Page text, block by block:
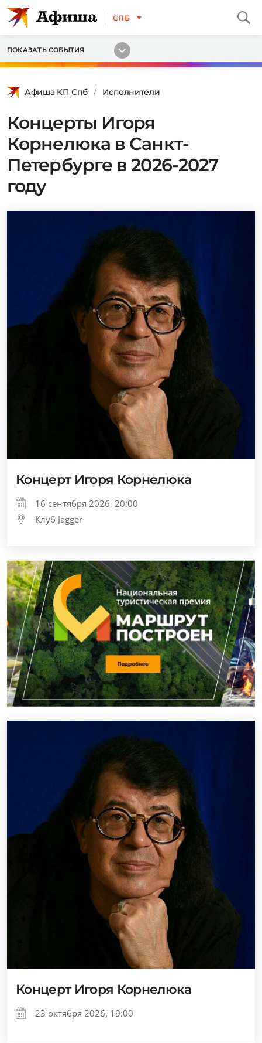
СПБ
ПОКАЗАТЬ СОБЫТИЯ
Афиша КП Спб Исполнители
Концерты Игоря
Корнелюка в Санкт-
Петербурге в 2026-2027
году
Концерт Игоря Корнелюка
16 сентября 2026, 20:00
Клуб Jagger
Концерт Игоря Корнелюка
23 октября 2026, 19:00